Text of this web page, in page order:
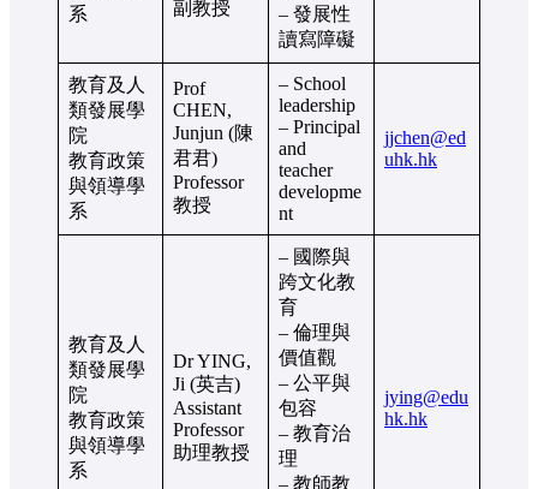
系
副教授
– 發展性
讀寫障礙
教育及人
類發展學
院
教育政策
與領導學
系
Prof
CHEN,
Junjun (陳
君君)
Professor
教授
– School
leadership
– Principal
and
teacher
developme
nt
jjchen@ed
uhk.hk
教育及人
類發展學
院
教育政策
與領導學
系
Dr YING,
Ji (英吉)
Assistant
Professor
助理教授
– 國際與
跨文化教
育
– 倫理與
價值觀
– 公平與
包容
– 教育治
理
– 教師教
jying@edu
hk.hk